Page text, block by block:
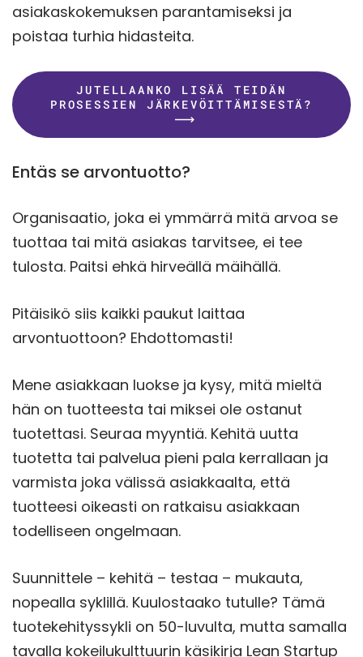
asiakaskokemuksen parantamiseksi ja
poistaa turhia hidasteita.
JUTELLAANKO LISÄÄ TEIDÄN
PROSESSIEN JÄRKEVÖITTÄMISESTÄ?
Entäs se arvontuotto?
Organisaatio, joka ei ymmärrä mitä arvoa se
tuottaa tai mitä asiakas tarvitsee, ei tee
tulosta. Paitsi ehkä hirveällä mäihällä.
Pitäisikö siis kaikki paukut laittaa
arvontuottoon? Ehdottomasti!
Mene asiakkaan luokse ja kysy, mitä mieltä
hän on tuotteesta tai miksei ole ostanut
tuotettasi. Seuraa myyntiä. Kehitä uutta
tuotetta tai palvelua pieni pala kerrallaan ja
varmista joka välissä asiakkaalta, että
tuotteesi oikeasti on ratkaisu asiakkaan
todelliseen ongelmaan.
Suunnittele – kehitä – testaa – mukauta,
nopealla syklillä. Kuulostaako tutulle? Tämä
tuotekehityssykli on 50-luvulta, mutta samalla
tavalla kokeilukulttuurin käsikirja Lean Startup